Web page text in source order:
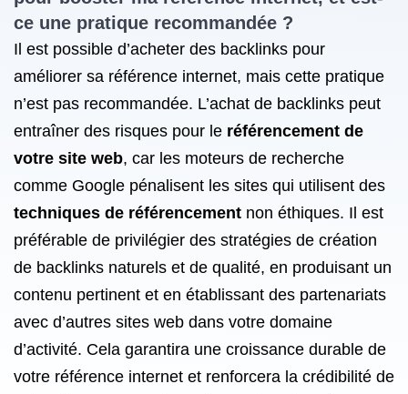
ce une pratique recommandée ?
Il est possible d’acheter des backlinks pour
améliorer sa référence internet, mais cette pratique
n’est pas recommandée. L’achat de backlinks peut
entraîner des risques pour le référencement de
votre site web, car les moteurs de recherche
comme Google pénalisent les sites qui utilisent des
techniques de référencement non éthiques. Il est
préférable de privilégier des stratégies de création
de backlinks naturels et de qualité, en produisant un
contenu pertinent et en établissant des partenariats
avec d’autres sites web dans votre domaine
d’activité. Cela garantira une croissance durable de
votre référence internet et renforcera la crédibilité de